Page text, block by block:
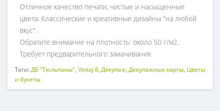
Отличное качество печати, чистые и насыщенные
цвета. Классические и креативные дизайны "на любой
вкус".
Обратите внимание на плотность: около 50 г/м2.
Требует предварительного замачивания.
Теги:ДБ "Тюльпаны", Vintaj 8, Декупаж, Декупажные карты, Цветы
и букеты